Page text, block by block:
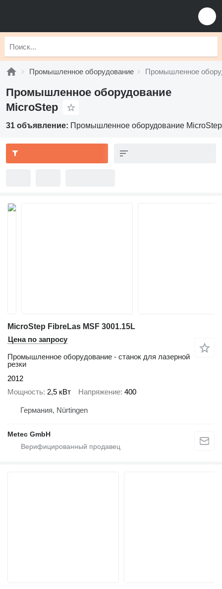
Промышленное оборудование Промышленное
Промышленное оборудование
MicroStep
31 объявление: Промышленное оборудование MicroStep
MicroStep FibreLas MSF 3001.15L
Цена по запросу
Промышленное оборудование - станок для лазерной
резки
2012
Мощность 2,5 кВт Напряжение 400
Германия, Nürtingen
Metec GmbH